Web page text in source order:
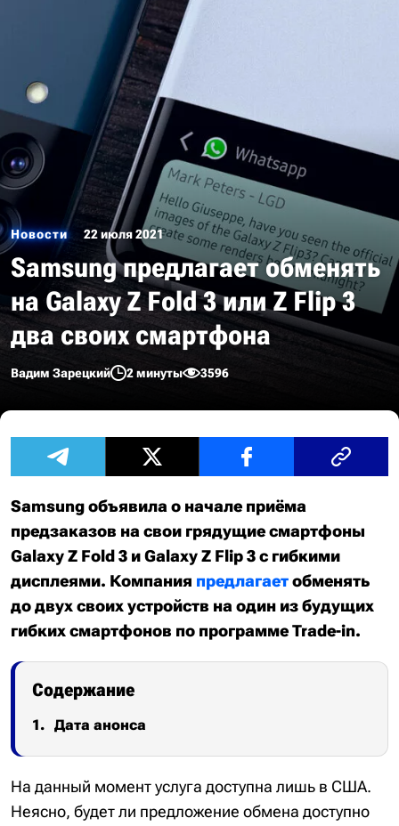
Новости 22 июля 2021
Samsung предлагает обменять
на Galaxy Z Fold 3 или Z Flip 3
два своих смартфона
Вадим Зарецкий 2 минуты 3596
Samsung объявила о начале приёма
предзаказов на свои грядущие смартфоны
Galaxy Z Fold 3 и Galaxy Z Flip 3 с гибкими
дисплеями. Компания предлагаетобменять
до двух своих устройств на один из будущих
гибких смартфонов по программе Trade-in.
Содержание
Дата анонса
На данный момент услуга доступна лишь в США.
Неясно, будет ли предложение обмена доступно